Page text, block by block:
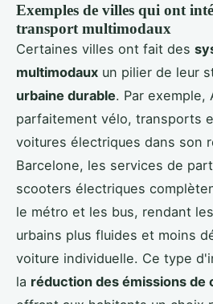
Exemples de villes qui ont
transport multimodaux
Certaines villes ont fait des
multimodaux un pilier de leur
urbaine durable. Par exemple,
parfaitement vélo, transports
voitures électriques dans son
Barcelone, les services de
scooters électriques
le métro et les bus, rendant
urbains plus fluides et moins
voiture individuelle. Ce type
la réduction des émissions de